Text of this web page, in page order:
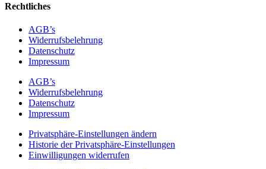
Rechtliches
AGB’s
Widerrufsbelehrung
Datenschutz
Impressum
AGB’s
Widerrufsbelehrung
Datenschutz
Impressum
Privatsphäre-Einstellungen ändern
Historie der Privatsphäre-Einstellungen
Einwilligungen widerrufen